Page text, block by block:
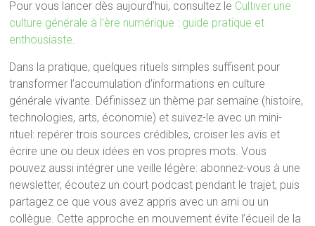
Pour vous lancer dès aujourd’hui, consultez le Cultiver une
culture générale à l’ère numérique : guide pratique et
enthousiaste.
Dans la pratique, quelques rituels simples suffisent pour
transformer l’accumulation d’informations en culture
générale vivante. Définissez un thème par semaine (histoire,
technologies, arts, économie) et suivez-le avec un mini-
rituel: repérer trois sources crédibles, croiser les avis et
écrire une ou deux idées en vos propres mots. Vous
pouvez aussi intégrer une veille légère: abonnez-vous à une
newsletter, écoutez un court podcast pendant le trajet, puis
partagez ce que vous avez appris avec un ami ou un
collègue. Cette approche en mouvement évite l’écueil de la